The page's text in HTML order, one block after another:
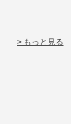
> もっと見る